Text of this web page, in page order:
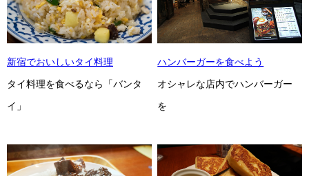
新宿でおいしいタイ料理
タイ料理を食べるなら「バンタ
イ」
ハンバーガーを食べよう
オシャレな店内でハンバーガー
を